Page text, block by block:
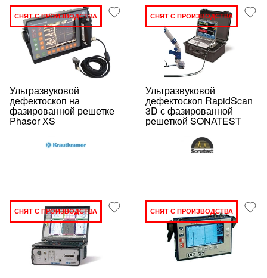
СНЯТ С ПРОИЗВОДСТВА
Ультразвуковой
дефектоскоп на
фазированной решетке
Phasor XS
СНЯТ С ПРОИЗВОДСТВА
Ультразвуковой
дефектоскоп RapidScan
3D с фазированной
решеткой SONATEST
СНЯТ С ПРОИЗВОДСТВА СНЯТ С ПРОИЗВОДСТВА